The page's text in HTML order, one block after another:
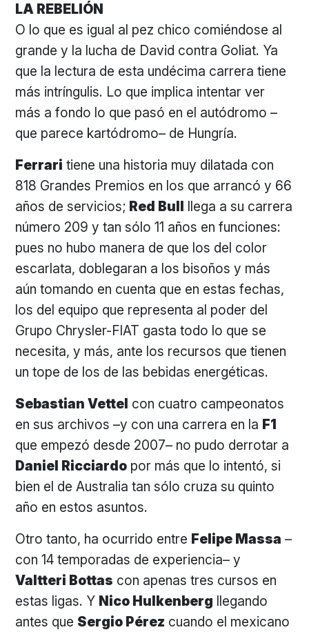
LA REBELIÓN
O lo que es igual al pez chico comiéndose al
grande y la lucha de David contra Goliat. Ya
que la lectura de esta undécima carrera tiene
más intríngulis. Lo que implica intentar ver
más a fondo lo que pasó en el autódromo –
que parece kartódromo– de Hungría.
Ferrari tiene una historia muy dilatada con
818 Grandes Premios en los que arrancó y 66
años de servicios; Red Bull llega a su carrera
número 209 y tan sólo 11 años en funciones:
pues no hubo manera de que los del color
escarlata, doblegaran a los bisoños y más
aún tomando en cuenta que en estas fechas,
los del equipo que representa al poder del
Grupo Chrysler-FIAT gasta todo lo que se
necesita, y más, ante los recursos que tienen
un tope de los de las bebidas energéticas.
Sebastian Vettel con cuatro campeonatos
en sus archivos –y con una carrera en la F1
que empezó desde 2007– no pudo derrotar a
Daniel Ricciardo por más que lo intentó, si
bien el de Australia tan sólo cruza su quinto
año en estos asuntos.
Otro tanto, ha ocurrido entre Felipe Massa –
con 14 temporadas de experiencia– y
Valtteri Bottas con apenas tres cursos en
estas ligas. Y Nico Hulkenberg llegando
antes que Sergio Pérez cuando el mexicano